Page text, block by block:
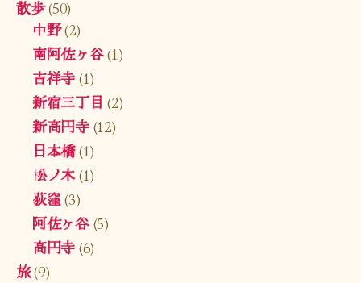
散歩(50)
中野(2)
南阿佐ヶ谷(1)
吉祥寺(1)
新宿三丁目 (2)
新高円寺(12)
日本橋(1)
松ノ木(1)
荻窪(3)
阿佐ヶ谷(5)
高円寺(6)
旅(9)